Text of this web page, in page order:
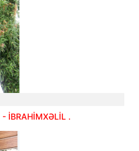
- İBRAHİMXƏLİL .